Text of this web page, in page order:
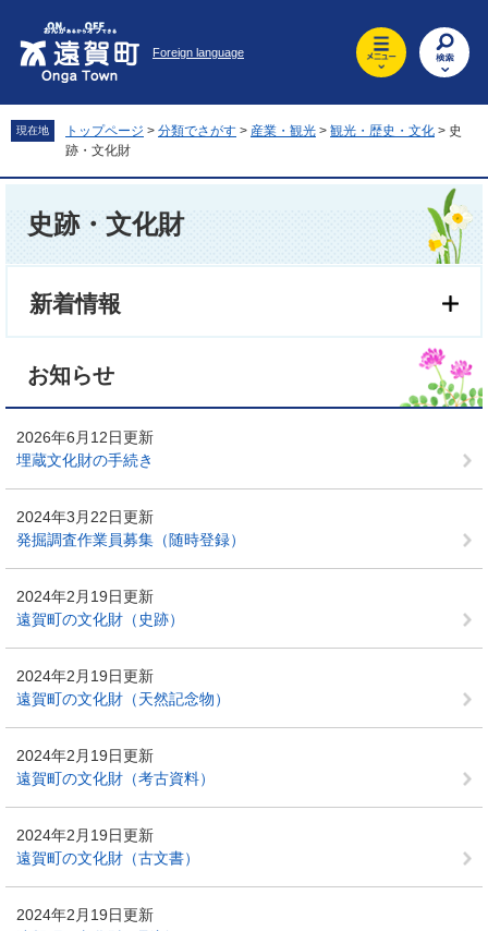
先
頭
を
飛
へ
Foreign language
現在地 トップページ > 分類でさがす > 産業・観光 > 観光・歴史・文化 > 史
跡・文化財
史跡・文化財
新着情報
お知らせ
2026年6月12日更新
埋蔵文化財の手続き
2024年3月22日更新
発掘調査作業員募集（随時登録）
2024年2月19日更新
遠賀町の文化財（史跡）
2024年2月19日更新
遠賀町の文化財（天然記念物）
2024年2月19日更新
遠賀町の文化財（考古資料）
2024年2月19日更新
遠賀町の文化財（古文書）
2024年2月19日更新